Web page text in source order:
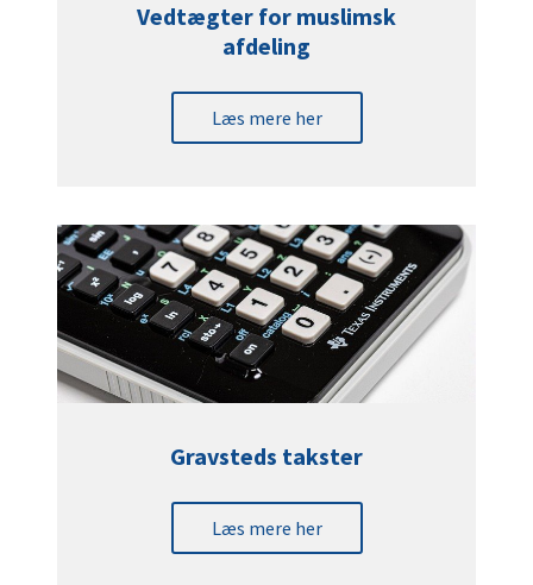
Vedtægter for muslimsk
afdeling
Læs mere her
Gravsteds takster
Læs mere her